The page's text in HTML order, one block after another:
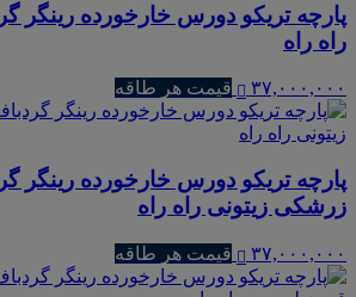
پارچه تریکو دورس خارخورده رینگر
راه راه
۳۷,۰۰۰,۰۰۰ قیمت هر طاقه
پارچه تریکو دورس خارخورده رینگر
زرشکی زیتونی راه راه
۳۷,۰۰۰,۰۰۰ قیمت هر طاقه